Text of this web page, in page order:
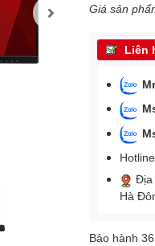
Giá sản
Liên
Địa
Hà
Bảo hành